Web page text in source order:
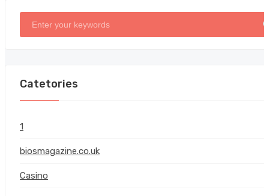
Catetories
1
biosmagazine.co.uk
Casino